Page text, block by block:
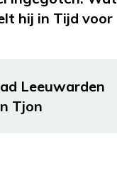
hij in Tijd voor
Leeuwarden
Tjon